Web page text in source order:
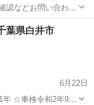
認などお問い合わせ
🌟キー...
ーボ
県白井市
6月22日